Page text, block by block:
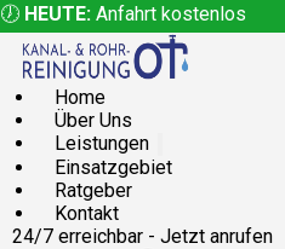
🕖 HEUTE: Anfahrt kostenlos
Home
Über Uns
Leistungen
Einsatzgebiet
Ratgeber
Kontakt
24/7 erreichbar - Jetzt anrufen